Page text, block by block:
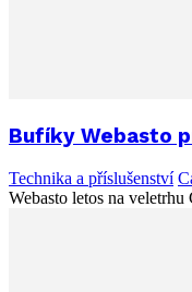
Bufíky Webasto
Technika a příslušenství
Webasto letos na